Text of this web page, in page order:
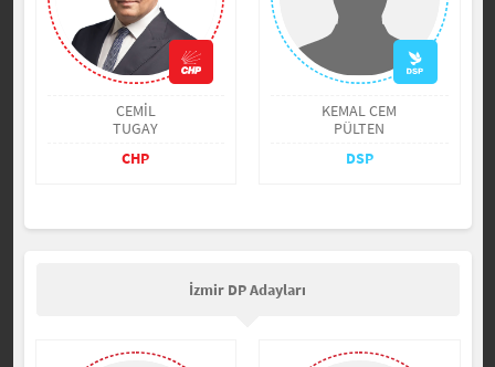
CEMİL
TUGAY
CHP
KEMAL CEM
PÜLTEN
DSP
İzmir DP Adayları